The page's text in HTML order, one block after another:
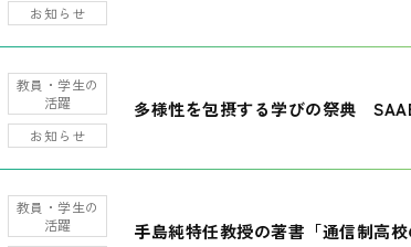
お知らせ
教員・学生の
活躍
お知らせ
多様性を包摂する学びの祭典
教員・学生の
活躍
手島純特任教授の著書「通信制高